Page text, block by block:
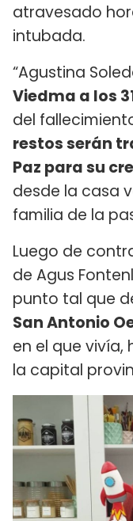
atravesado
intubada.
“Agustina
Viedma a los
del
restos serán
Paz para su
desde la casa
familia de la
Luego de
de Agus
punto tal que
San Antonio
en el que vivía,
la capital